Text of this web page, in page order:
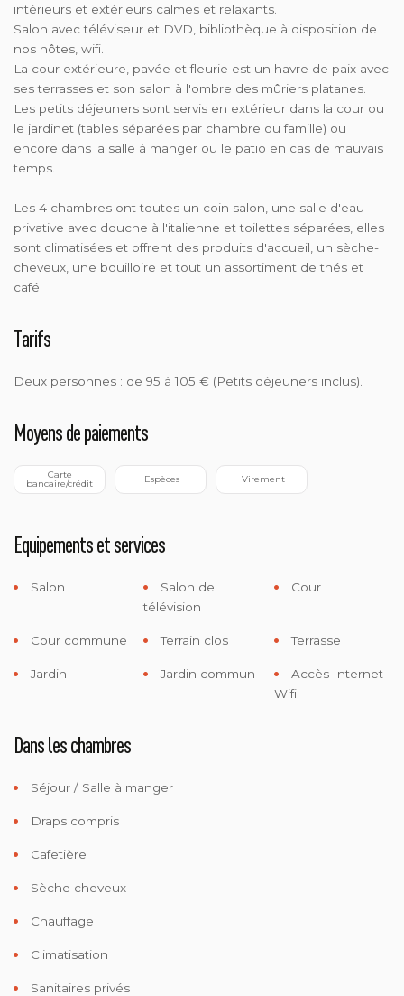
intérieurs et extérieurs calmes et relaxants.
Salon avec téléviseur et DVD, bibliothèque à disposition de
nos hôtes, wifi.
La cour extérieure, pavée et fleurie est un havre de paix avec
ses terrasses et son salon à l'ombre des mûriers platanes.
Les petits déjeuners sont servis en extérieur dans la cour ou
le jardinet (tables séparées par chambre ou famille) ou
encore dans la salle à manger ou le patio en cas de mauvais
temps.
Les 4 chambres ont toutes un coin salon, une salle d'eau
privative avec douche à l'italienne et toilettes séparées, elles
sont climatisées et offrent des produits d'accueil, un sèche-
cheveux, une bouilloire et tout un assortiment de thés et
café.
Tarifs
Deux personnes : de 95 à 105 € (Petits déjeuners inclus).
Moyens de paiements
bancaire/crédit Espèces Virement
Equipements et services
Salon
Salon de
télévision
Cour
Cour commune Terrain clos Terrasse
Jardin Jardin commun
Accès Internet
Wifi
Dans les chambres
Séjour / Salle à manger
Draps compris
Cafetière
Sèche cheveux
Chauffage
Climatisation
Sanitaires privés